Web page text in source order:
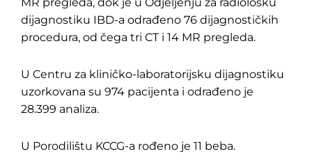
dijagnostiku IBD-a odrađeno 76 dijagnostičkih
procedura, od čega tri CT i 14 MR pregleda.
U Centru za kliničko-laboratorijsku dijagnostiku
uzorkovana su 974 pacijenta i odrađeno je
28.399 analiza.
U Porodilištu KCCG-a rođeno je 11 beba.